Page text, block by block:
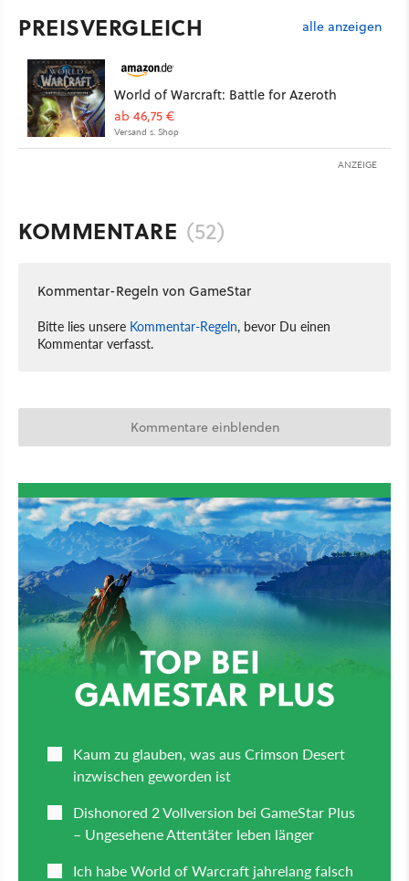
PREISVERGLEICH alle anzeigen
World of Warcraft: Battle for Azeroth
ab 46,75 €
Versand s. Shop
ANZEIGE
KOMMENTARE (52)
Kommentar-Regeln von GameStar
Bitte lies unsere Kommentar-Regeln, bevor Du einen
Kommentar verfasst.
Kommentare einblenden